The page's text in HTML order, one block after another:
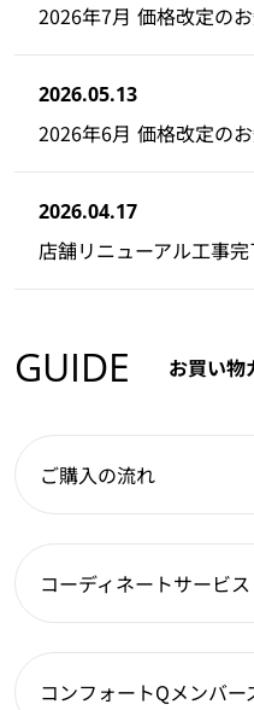
2026年7月 価格改定の
2026.05.13
2026年6月 価格改定の
2026.04.17
店舗リニューアル工事
GUIDE お買い物
ご購入の流れ
コーディネートサービス
コンフォートQメンバー